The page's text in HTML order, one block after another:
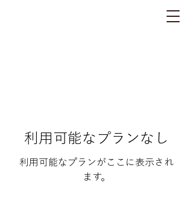
利用可能なプランなし
利用可能なプランがここに表示され
ます。